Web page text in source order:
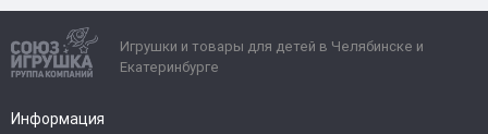
Игрушки и товары для детей в Челябинске и
Екатеринбурге
Информация